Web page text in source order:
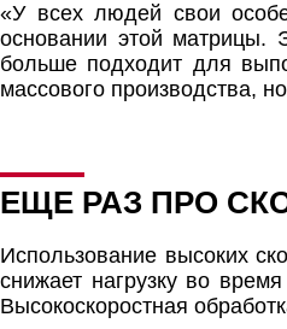
«У всех людей свои
основании этой матрицы.
больше подходит для
массового производства,
ЕЩЕ РАЗ ПРО
Использование высоких
снижает нагрузку во
Высокоскоростная